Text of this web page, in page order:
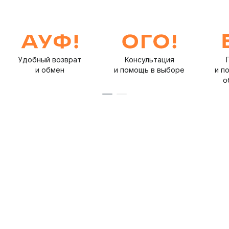
Удобный возврат
и обмен
Консультация
и помощь в выборе
и